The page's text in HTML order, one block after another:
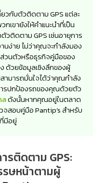
วกับตัวติดตาม GPS แต่ละ
ขายังให้คำแนะนำที่เป็น
วติดตาม GPS เช่นอายุการ
นง่าย ไม่ว่าคุณจะกำลังมอง
วนตัวหรือธุรกิจคู่มือของ
ด้วยข้อมูลเชิงลึกของผู้
ามารถมั่นใจได้ว่าคุณกำลัง
รปกป้องรถของคุณด้วยตัว
ลดังนั้นหากคุณอยู่ในตลาด
จสอบคู่มือ Pantip’s สำหรับ
มีอยู่
รติดตาม GPS:
ษหน้าตามผู้